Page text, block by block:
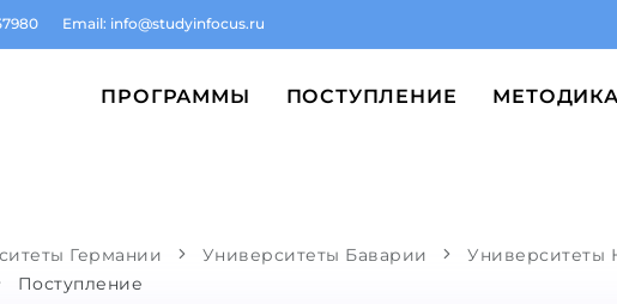
Email: info@studyinfocus.ru
ПРОГРАММЫ ПОСТУПЛЕНИЕ МЕТОДИКА
Германии Университеты Баварии Университеты
Поступление